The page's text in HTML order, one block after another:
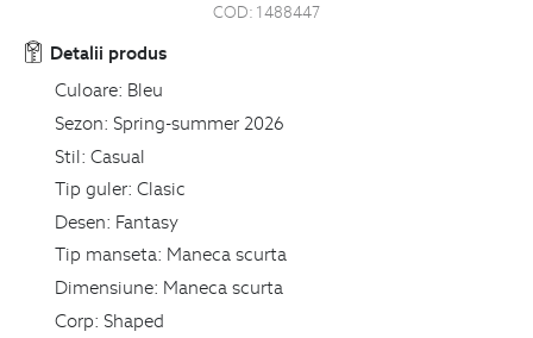
COD: 1488447
Detalii produs
Culoare: Bleu
Sezon: Spring-summer 2026
Stil: Casual
Tip guler: Clasic
Desen: Fantasy
Tip manseta: Maneca scurta
Dimensiune: Maneca scurta
Corp: Shaped